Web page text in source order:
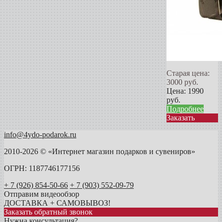
Старая цена:
3000 руб.
Цена: 1990
руб.
Подробнее
Заказать
info@4ydo-podarok.ru
2010-2026 © «Интернет магазин подарков и сувениров»
ОГРН: 1187746177156
+ 7 (926) 854-50-66 + 7 (903) 552-09-79
Отправим видеообзор
ДОСТАВКА + САМОВЫВОЗ!
Заказать обратный звонок